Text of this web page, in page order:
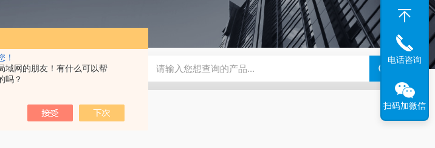
！
域网的朋友！有什么可以帮
吗？
（140升）电热恒温鼓风干燥箱，不锈钢干燥箱，烘箱控温范围300℃ DHG-9070B（70
电话咨询
扫码加微信